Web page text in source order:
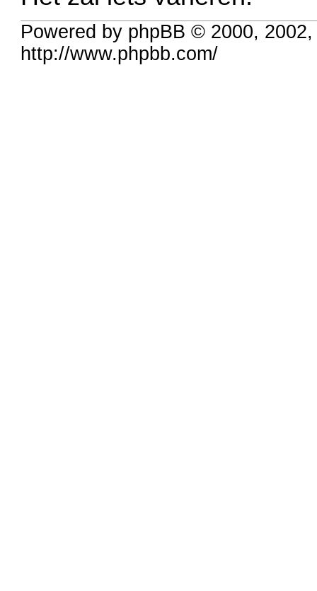
Powered by phpBB © 2000,
http://www.phpbb.com/